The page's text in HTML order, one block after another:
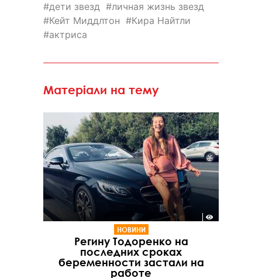
дети звезд
личная жизнь звезд
Кейт Миддлтон
Кира Найтли
актриса
Матеріали на тему
НОВИНИ
Регину Тодоренко на
последних сроках
беременности застали на
работе